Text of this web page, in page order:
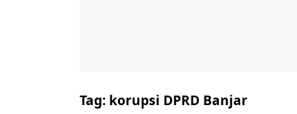
Tag: korupsi DPRD Banjar